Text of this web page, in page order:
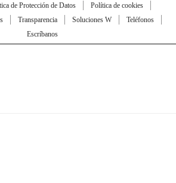
de Protección de Datos
Política de cookies
Transparencia Soluciones W
Teléfonos
Escríbanos